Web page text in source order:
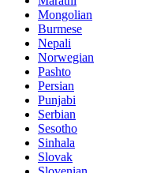
Mongolian
Burmese
Nepali
Norwegian
Pashto
Persian
Punjabi
Serbian
Sesotho
Sinhala
Slovak